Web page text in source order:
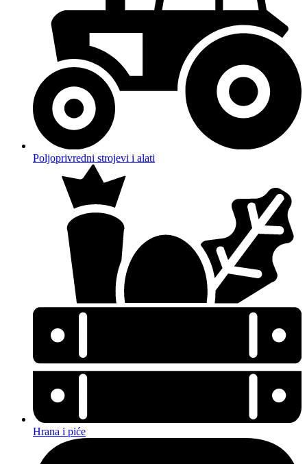
Poljoprivredni strojevi i alati
Hrana i piće